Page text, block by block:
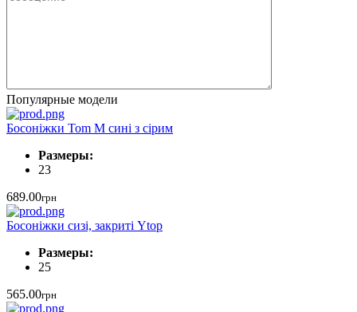
Популярные модели
Босоніжки Tom M сині з сірим
Размеры:
23
689.00грн
Босоніжки сизі, закриті Ytop
Размеры:
25
565.00грн